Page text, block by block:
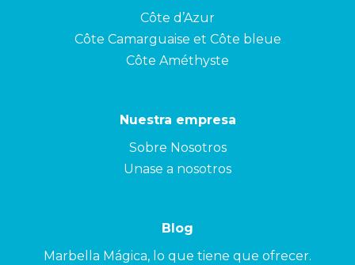
Côte d’Azur
Côte Camarguaise et Côte bleue
Côte Améthyste
Nuestra empresa
Sobre Nosotros
Unase a nosotros
Blog
Marbella Mágica, lo que tiene que ofrecer.